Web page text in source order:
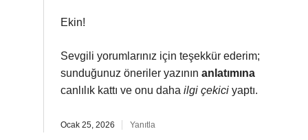
Ekin!
Sevgili yorumlarınız için teşekkür ederim;
sunduğunuz öneriler yazının anlatımına
canlılık kattı ve onu daha ilgi çekici yaptı.
Ocak 25, 2026 Yanıtla